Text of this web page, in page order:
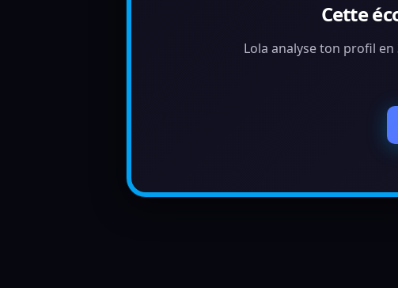
Cette
Lola analyse ton profil